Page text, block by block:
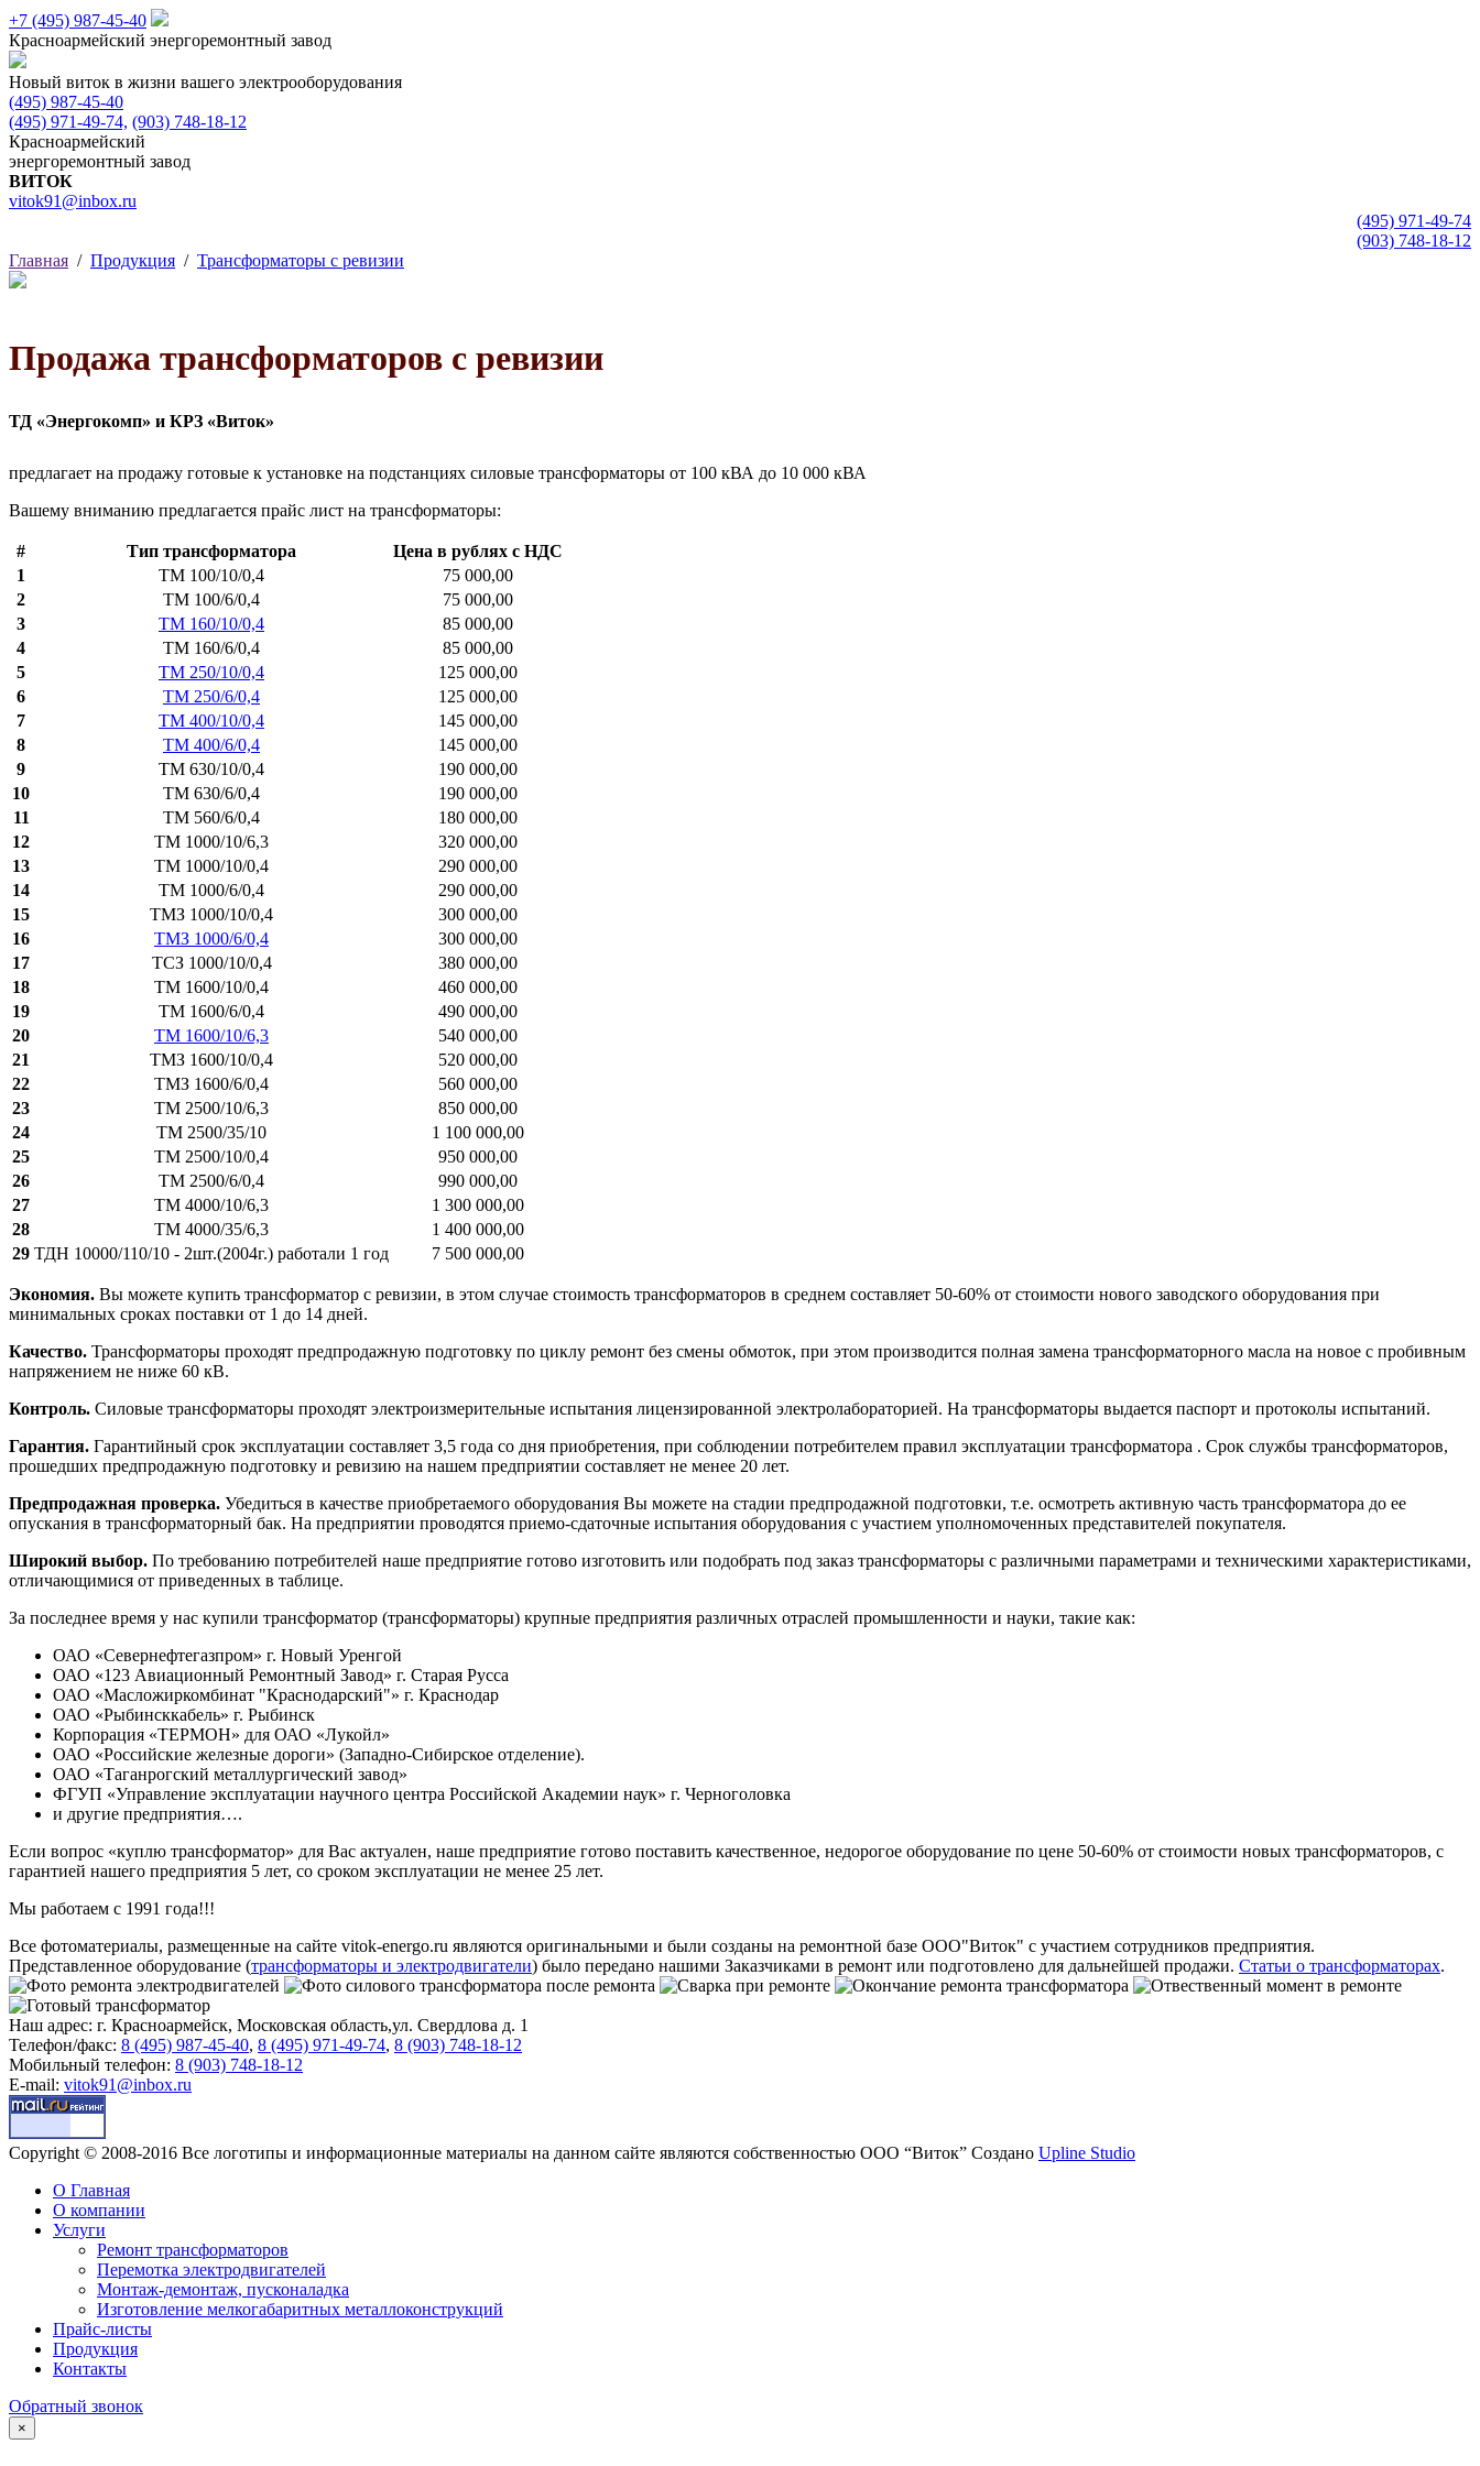
+7 (495) 987-45-40
Красноармейский энергоремонтный завод
Новый виток в жизни вашего электрооборудования
(495) 987-45-40
(495) 971-49-74, (903) 748-18-12
Красноармейский
энергоремонтный завод
ВИТОК
vitok91@inbox.ru
(495) 971-49-74
(903) 748-18-12
Главная / Продукция / Трансформаторы с ревизии
Продажа трансформаторов с ревизии
ТД «Энергокомп» и КРЗ «Виток»
предлагает на продажу готовые к установке на подстанциях силовые трансформаторы от 100 кВА до 10 000 кВА
Вашему вниманию предлагается прайс лист на трансформаторы:
# Тип трансформатора
Цена в рублях с НДС
1
ТМ 100/10/0,4
75 000,00
2
ТМ 100/6/0,4
75 000,00
3
ТМ 160/10/0,4
85 000,00
4
ТМ 160/6/0,4
85 000,00
5
ТМ 250/10/0,4
125 000,00
6
ТМ 250/6/0,4
125 000,00
7
ТМ 400/10/0,4
145 000,00
8
ТМ 400/6/0,4
145 000,00
9
ТМ 630/10/0,4
190 000,00
10
ТМ 630/6/0,4
190 000,00
11
ТМ 560/6/0,4
180 000,00
12
ТМ 1000/10/6,3
320 000,00
13
ТМ 1000/10/0,4
290 000,00
14
ТМ 1000/6/0,4
290 000,00
15
ТМЗ 1000/10/0,4
300 000,00
16
ТМЗ 1000/6/0,4
300 000,00
17
ТСЗ 1000/10/0,4
380 000,00
18
ТМ 1600/10/0,4
460 000,00
19
ТМ 1600/6/0,4
490 000,00
20
ТМ 1600/10/6,3
540 000,00
21
ТМЗ 1600/10/0,4
520 000,00
22
ТМЗ 1600/6/0,4
560 000,00
23
ТМ 2500/10/6,3
850 000,00
24
ТМ 2500/35/10
1 100 000,00
25
ТМ 2500/10/0,4
950 000,00
26
ТМ 2500/6/0,4
990 000,00
27
ТМ 4000/10/6,3
1 300 000,00
28
ТМ 4000/35/6,3
1 400 000,00
29 ТДН 10000/110/10 - 2шт.(2004г.) работали 1 год 7 500 000,00
Экономия. Вы можете купить трансформатор с ревизии, в этом случае стоимость трансформаторов в среднем составляет 50-60% от стоимости нового заводского оборудования при
минимальных сроках поставки от 1 до 14 дней.
Качество. Трансформаторы проходят предпродажную подготовку по циклу ремонт без смены обмоток, при этом производится полная замена трансформаторного масла на новое с пробивным
напряжением не ниже 60 кВ.
Контроль. Силовые трансформаторы проходят электроизмерительные испытания лицензированной электролабораторией. На трансформаторы выдается паспорт и протоколы испытаний.
Гарантия. Гарантийный срок эксплуатации составляет 3,5 года со дня приобретения, при соблюдении потребителем правил эксплуатации трансформатора . Срок службы трансформаторов,
прошедших предпродажную подготовку и ревизию на нашем предприятии составляет не менее 20 лет.
Предпродажная проверка. Убедиться в качестве приобретаемого оборудования Вы можете на стадии предпродажной подготовки, т.е. осмотреть активную часть трансформатора до ее
опускания в трансформаторный бак. На предприятии проводятся приемо-сдаточные испытания оборудования с участием уполномоченных представителей покупателя.
Широкий выбор. По требованию потребителей наше предприятие готово изготовить или подобрать под заказ трансформаторы с различными параметрами и техническими характеристиками,
отличающимися от приведенных в таблице.
За последнее время у нас купили трансформатор (трансформаторы) крупные предприятия различных отраслей промышленности и науки, такие как:
ОАО «Севернефтегазпром» г. Новый Уренгой
ОАО «123 Авиационный Ремонтный Завод» г. Старая Русса
ОАО «Масложиркомбинат "Краснодарский"» г. Краснодар
ОАО «Рыбинсккабель» г. Рыбинск
Корпорация «ТЕРМОН» для ОАО «Лукойл»
ОАО «Российские железные дороги» (Западно-Сибирское отделение).
ОАО «Таганрогский металлургический завод»
ФГУП «Управление эксплуатации научного центра Российской Академии наук» г. Черноголовка
и другие предприятия….
Если вопрос «куплю трансформатор» для Вас актуален, наше предприятие готово поставить качественное, недорогое оборудование по цене 50-60% от стоимости новых трансформаторов, с
гарантией нашего предприятия 5 лет, со сроком эксплуатации не менее 25 лет.
Мы работаем с 1991 года!!!
Все фотоматериалы, размещенные на сайте vitok-energo.ru являются оригинальными и были созданы на ремонтной базе ООО"Виток" с участием сотрудников предприятия.
Представленное оборудование (трансформаторы и электродвигатели) было передано нашими Заказчиками в ремонт или подготовлено для дальнейшей продажи. Статьи о трансформаторах.
Наш адрес: г. Красноармейск, Московская область,ул. Свердлова д. 1
Телефон/факс: 8 (495) 987-45-40, 8 (495) 971-49-74, 8 (903) 748-18-12
Мобильный телефон: 8 (903) 748-18-12
E-mail: vitok91@inbox.ru
Copyright © 2008-2016 Все логотипы и информационные материалы на данном сайте являются собственностью ООО “Виток” Создано Upline Studio
О Главная
О компании
Услуги
Ремонт трансформаторов
Перемотка электродвигателей
Монтаж-демонтаж, пусконаладка
Изготовление мелкогабаритных металлоконструкций
Прайс-листы
Продукция
Контакты
Обратный звонок
×